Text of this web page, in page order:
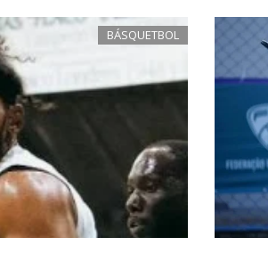
BÁSQUETBOL